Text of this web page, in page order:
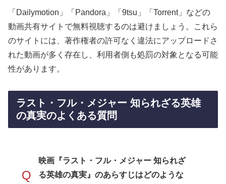
「Dailymotion」「Pandora」「9tsu」「Torrent」などの
動画共有サイトで無料視聴するのは避けましょう。これら
のサイトには、著作権者の許可なく違法にアップロードさ
れた動画が多く存在し、利用者側も処罰の対象となる可能
性があります。
ラスト・フル・メジャー 知られざる英雄
の真実のよくある質問
Q
映画『ラスト・フル・メジャー 知られざ
る英雄の真実』のあらすじはどのような